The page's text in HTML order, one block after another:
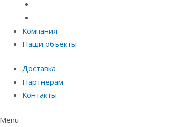
Компания
Наши объекты
Доставка
Партнерам
Контакты
Menu